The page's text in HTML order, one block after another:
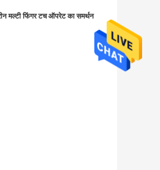
मल्टी फिंगर टच ऑपरेट का समर्थन